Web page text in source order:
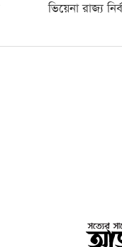
ভিয়েনা রাজ্য